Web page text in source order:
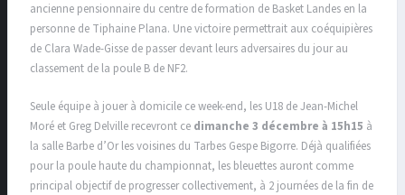
ancienne pensionnaire du centre de formation de Basket Landes en la
personne de Tiphaine Plana. Une victoire permettrait aux coéquipières
de Clara Wade-Gisse de passer devant leurs adversaires du jour au
classement de la poule B de NF2.
Seule équipe à jouer à domicile ce week-end, les U18 de Jean-Michel
Moré et Greg Delville recevront ce dimanche 3 décembre à 15h15 à
la salle Barbe d’Or les voisines du Tarbes Gespe Bigorre. Déjà qualifiées
pour la poule haute du championnat, les bleuettes auront comme
principal objectif de progresser collectivement, à 2 journées de la fin de